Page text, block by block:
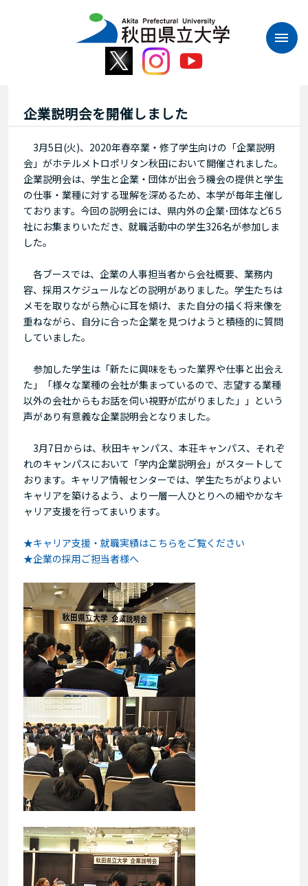
企業説明会を開催しました
3月5日(火)、2020年春卒業・修了学生向けの「企業説明
会」がホテルメトロポリタン秋田において開催されました。
企業説明会は、学生と企業・団体が出会う機会の提供と学生
の仕事・業種に対する理解を深めるため、本学が毎年主催し
ております。今回の説明会には、県内外の企業･団体など6５
社にお集まりいただき、就職活動中の学生326名が参加しま
した。
各ブースでは、企業の人事担当者から会社概要、業務内
容、採用スケジュールなどの説明がありました。学生たちは
メモを取りながら熱心に耳を傾け、また自分の描く将来像を
重ねながら、自分に合った企業を見つけようと積極的に質問
していました。
参加した学生は「新たに興味をもった業界や仕事と出会え
た」「様々な業種の会社が集まっているので、志望する業種
以外の会社からもお話を伺い視野が広がりました」」という
声があり有意義な企業説明会となりました。
3月7日からは、秋田キャンパス、本荘キャンパス、それぞ
れのキャンパスにおいて「学内企業説明会」がスタートして
おります。キャリア情報センターでは、学生たちがよりよい
キャリアを築けるよう、より一層一人ひとりへの細やかなキ
ャリア支援を行ってまいります。
★キャリア支援・就職実績はこちらをご覧ください
★企業の採用ご担当者様へ